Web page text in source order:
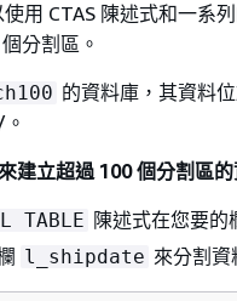
用 CTAS 陳述式和一系
分割區。
的資料庫，其資料
建立超過 100 個分割區
TABLE 陳述式在您要
l_shipdate 來分割